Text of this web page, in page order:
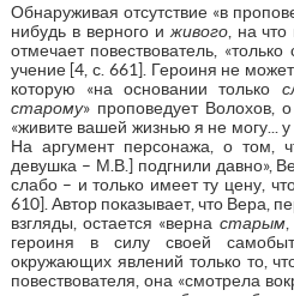
Обнаруживая отсутствие «в
нибудь в верного и живого, на
отмечает повествователь,
учение [4, с. 661]. Героиня не
которую «на основании только
старому» проповедует Волохов,
«живите вашей жизнью я не могу...
На аргумент персонажа, о том,
девушка – М.В.] подгнили давно»,
слабо – и только имеет ту цену,
610]. Автор показывает, что Вера,
взгляды, остается «верна старым
героиня в силу своей
окружающих явлений только то,
повествователя, она «смотрела